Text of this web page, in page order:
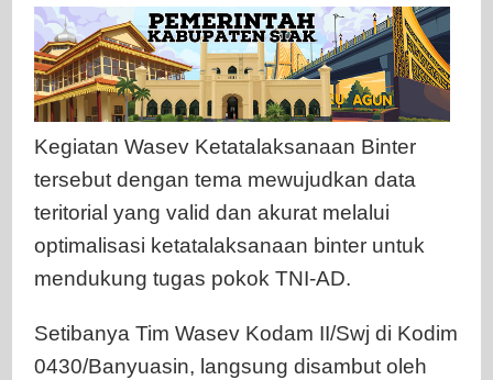
Kegiatan Wasev Ketatalaksanaan Binter
tersebut dengan tema mewujudkan data
teritorial yang valid dan akurat melalui
optimalisasi ketatalaksanaan binter untuk
mendukung tugas pokok TNI-AD.
Setibanya Tim Wasev Kodam II/Swj di Kodim
0430/Banyuasin, langsung disambut oleh